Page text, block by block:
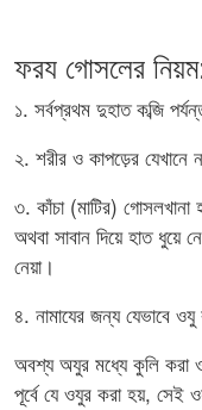
ফরয গোসলের
১. সর্বপ্রথম দুহাত কব্জি
২. শরীর ও কাপড়ের যেখানে
৩. কাঁচা (মাটির) গোসলখানা
অথবা সাবান দিয়ে হাত ধুয়ে
নেয়া।
৪. নামাযের জন্য যেভাবে
অবশ্য অযুর মধ্যে কুলি করা
পূর্বে যে ওযুর করা হয়, সেই